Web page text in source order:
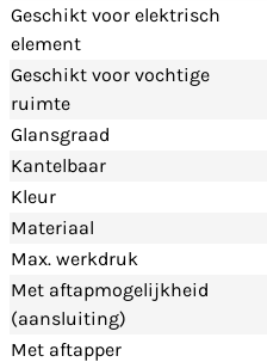
Geschikt voor elektrisch
element
Geschikt voor vochtige
ruimte
Glansgraad
Kantelbaar
Kleur
Materiaal
Max. werkdruk
Met aftapmogelijkheid
(aansluiting)
Met aftapper